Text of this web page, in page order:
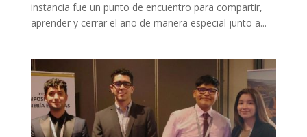
instancia fue un punto de encuentro para compartir,
aprender y cerrar el año de manera especial junto a...